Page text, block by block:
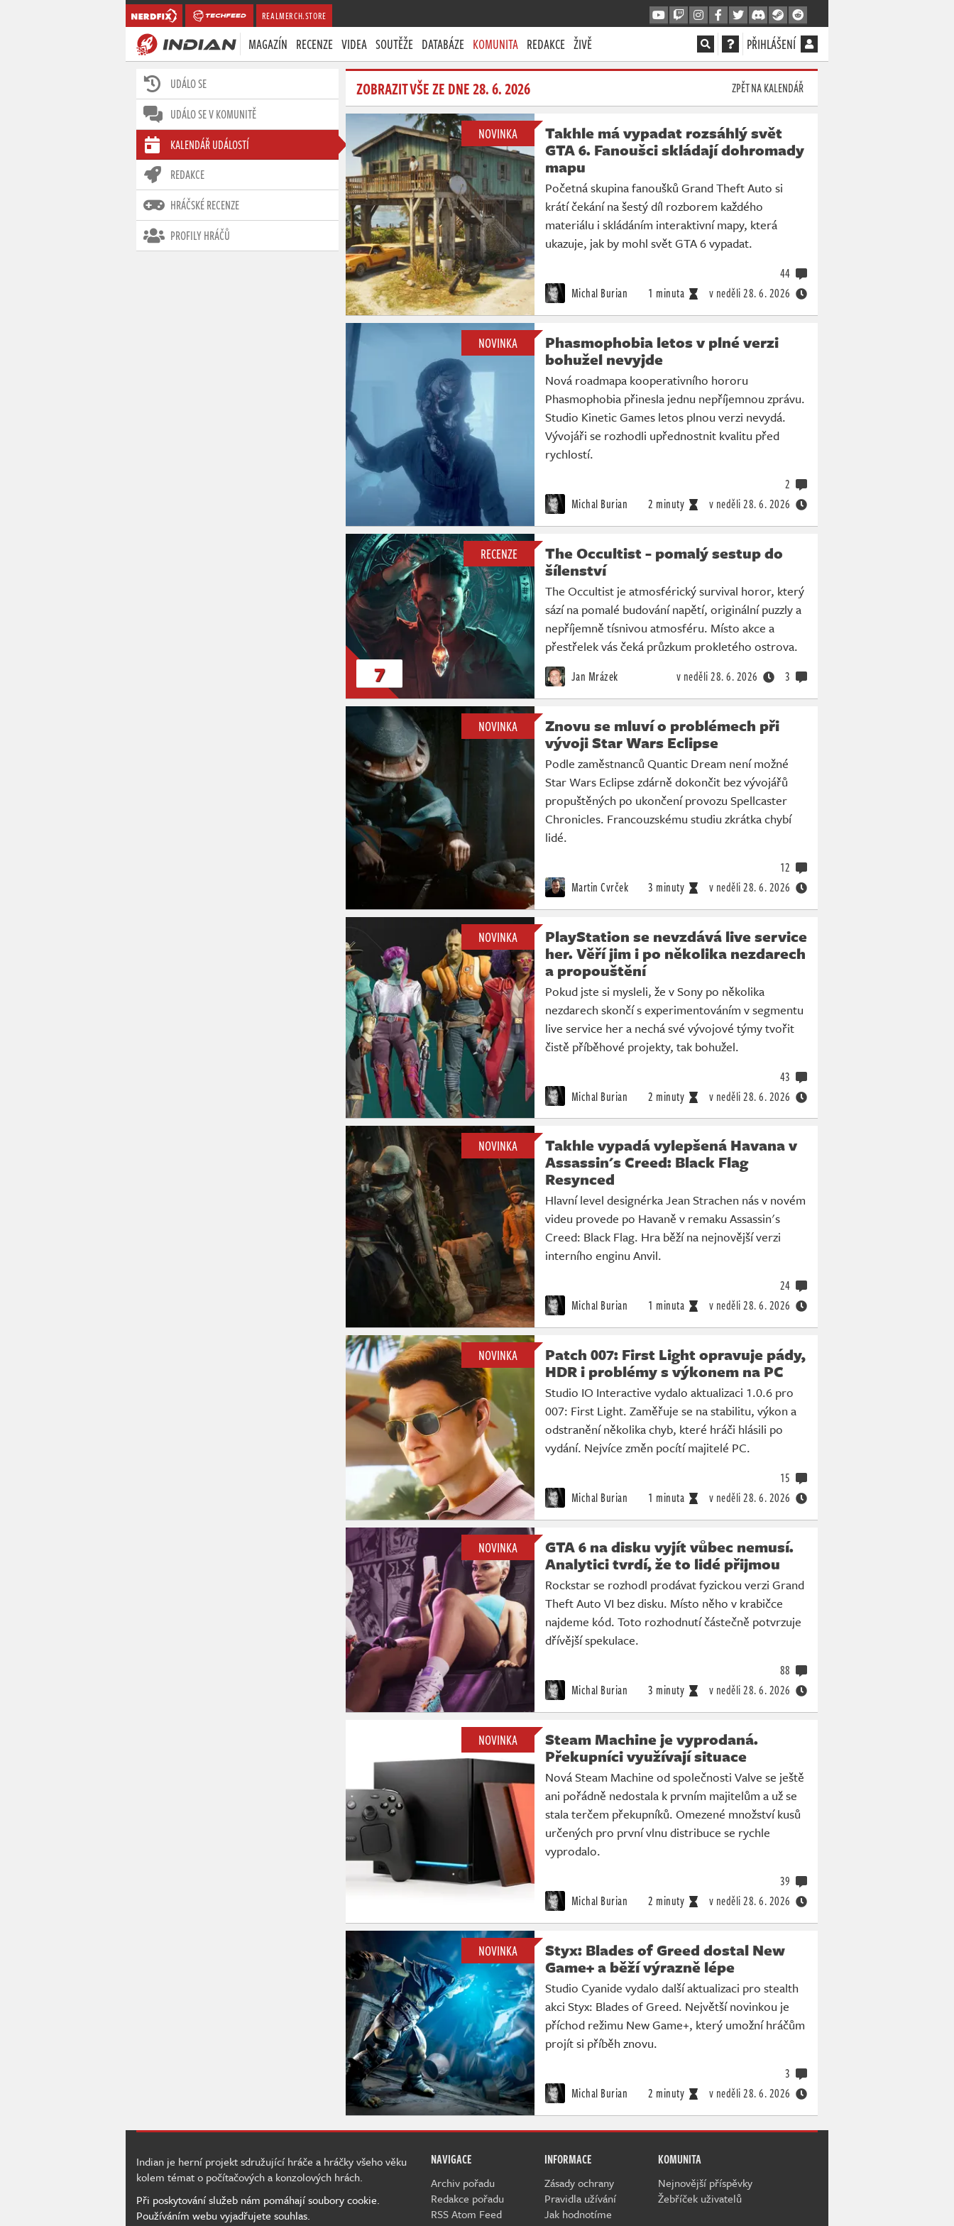
REALMERCH.STORE
MAGAZÍN RECENZE VIDEA SOUTĚŽE DATABÁZE KOMUNITA REDAKCE ŽIVĚ PŘIHLÁŠENÍ
UDÁLO SE
UDÁLO SE V KOMUNITĚ
KALENDÁŘ UDÁLOSTÍ
REDAKCE
HRÁČSKÉ RECENZE
PROFILY HRÁČŮ
ZOBRAZIT VŠE ZE DNE 28. 6. 2026 ZPĚT NA KALENDÁŘ
NOVINKA
Takhle má vypadat rozsáhlý svět
GTA 6. Fanoušci skládají dohromady
mapu
Početná skupina fanoušků Grand Theft Auto si
krátí čekání na šestý díl rozborem každého
materiálu i skládáním interaktivní mapy, která
ukazuje, jak by mohl svět GTA 6 vypadat.
Michal Burian 1 minuta v neděli28. 6. 2026
44
NOVINKA
Phasmophobia letos v plné verzi
bohužel nevyjde
Nová roadmapa kooperativního hororu
Phasmophobia přinesla jednu nepříjemnou zprávu.
Studio Kinetic Games letos plnou verzi nevydá.
Vývojáři se rozhodli upřednostnit kvalitu před
rychlostí.
Michal Burian 2 minuty v neděli28. 6. 2026
2
RECENZE
7
The Occultist - pomalý sestup do
šílenství
The Occultist je atmosférický survival horor, který
sází na pomalé budování napětí, originální puzzly a
nepříjemně tísnivou atmosféru. Místo akce a
přestřelek vás čeká průzkum prokletého ostrova.
Jan Mrázek v neděli28. 6. 2026 3
NOVINKA
Znovu se mluví o problémech při
vývoji Star Wars Eclipse
Podle zaměstnanců Quantic Dream není možné
Star Wars Eclipse zdárně dokončit bez vývojářů
propuštěných po ukončení provozu Spellcaster
Chronicles. Francouzskému studiu zkrátka chybí
lidé.
Martin Cvrček 3 minuty v neděli28. 6. 2026
12
NOVINKA
PlayStation se nevzdává live service
her. Věří jim i po několika nezdarech
a propouštění
Pokud jste si mysleli, že v Sony po několika
nezdarech skončí s experimentováním v segmentu
live service her a nechá své vývojové týmy tvořit
čistě příběhové projekty, tak bohužel.
Michal Burian 2 minuty v neděli28. 6. 2026
43
NOVINKA
Takhle vypadá vylepšená Havana v
Assassin's Creed: Black Flag
Resynced
Hlavní level designérka Jean Strachen nás v novém
videu provede po Havaně v remaku Assassin's
Creed: Black Flag. Hra běží na nejnovější verzi
interního enginu Anvil.
Michal Burian 1 minuta v neděli28. 6. 2026
24
NOVINKA
Patch 007: First Light opravuje pády,
HDR i problémy s výkonem na PC
Studio IO Interactive vydalo aktualizaci 1.0.6 pro
007: First Light. Zaměřuje se na stabilitu, výkon a
odstranění několika chyb, které hráči hlásili po
vydání. Nejvíce změn pocítí majitelé PC.
Michal Burian 1 minuta v neděli28. 6. 2026
15
NOVINKA
GTA 6 na disku vyjít vůbec nemusí.
Analytici tvrdí, že to lidé přijmou
Rockstar se rozhodl prodávat fyzickou verzi Grand
Theft Auto VI bez disku. Místo něho v krabičce
najdeme kód. Toto rozhodnutí částečně potvrzuje
dřívější spekulace.
Michal Burian 3 minuty v neděli28. 6. 2026
88
NOVINKA
Steam Machine je vyprodaná.
Překupníci využívají situace
Nová Steam Machine od společnosti Valve se ještě
ani pořádně nedostala k prvním majitelům a už se
stala terčem překupníků. Omezené množství kusů
určených pro první vlnu distribuce se rychle
vyprodalo.
Michal Burian 2 minuty v neděli28. 6. 2026
39
NOVINKA
Styx: Blades of Greed dostal New
Game+ a běží výrazně lépe
Studio Cyanide vydalo další aktualizaci pro stealth
akci Styx: Blades of Greed. Největší novinkou je
příchod režimu New Game+, který umožní hráčům
projít si příběh znovu.
Michal Burian 2 minuty v neděli28. 6. 2026
3
NAVIGACE
Archiv pořadu
Redakce pořadu
RSS Atom Feed
INFORMACE
Zásady ochrany
Pravidla užívání
Jak hodnotíme
KOMUNITA
Nejnovější příspěvky
Žebříček uživatelů
Indian je herní projekt sdružující hráče a hráčky všeho věku
kolem témat o počítačových a konzolových hrách.
Při poskytování služeb nám pomáhají soubory cookie.
Používáním webu vyjadřujete souhlas.